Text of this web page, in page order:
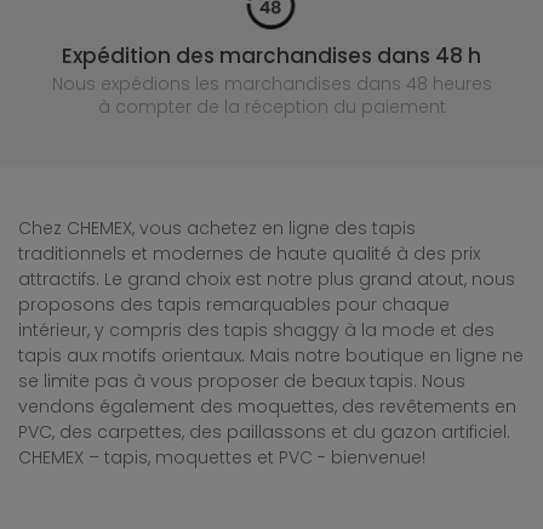
Expédition des marchandises dans 48 h
Nous expédions les marchandises dans 48 heures
à compter de la réception du paiement
Chez CHEMEX, vous achetez en ligne des tapis
traditionnels et modernes de haute qualité à des prix
attractifs. Le grand choix est notre plus grand atout, nous
proposons des tapis remarquables pour chaque
intérieur, y compris des tapis shaggy à la mode et des
tapis aux motifs orientaux. Mais notre boutique en ligne ne
se limite pas à vous proposer de beaux tapis. Nous
vendons également des moquettes, des revêtements en
PVC, des carpettes, des paillassons et du gazon artificiel.
CHEMEX – tapis, moquettes et PVC - bienvenue!